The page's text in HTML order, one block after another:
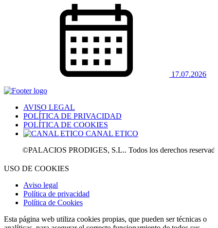
17.07.2026
AVISO LEGAL
POLÍTICA DE PRIVACIDAD
POLÍTICA DE COOKIES
CANAL ETICO
©PALACIOS PRODIGES, S.L.. Todos los derechos reservados.
USO DE COOKIES
Aviso legal
Política de privacidad
Política de Cookies
Esta página web utiliza cookies propias, que pueden ser técnicas o